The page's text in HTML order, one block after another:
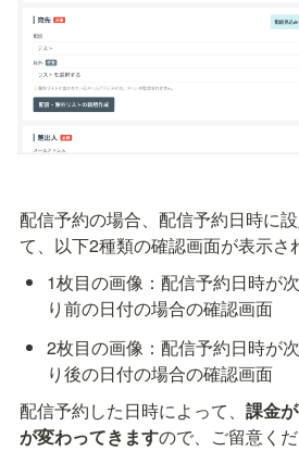
配信予約の場合、配信予約日時に
て、以下2種類の確認画面が表示さ
1枚目の画像：配信予約日時が
り前の日付の場合の確認画面
2枚目の画像：配信予約日時が
り後の日付の場合の確認画面
配信予約した日時によって、 課金
が変わってきますので、ご留意くだ